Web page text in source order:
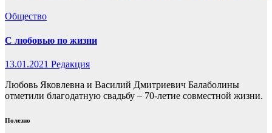
Общество
С любовью по жизни
13.01.2021 Редакция
Любовь Яковлевна и Василий Дмитриевич Балаболины
отметили благодатную свадьбу – 70-летие совместной жизни.
Полезно